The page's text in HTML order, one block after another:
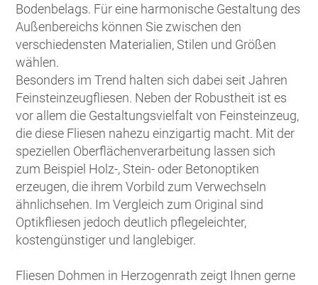
Bodenbelags. Für eine harmonische Gestaltung des
Außenbereichs können Sie zwischen den
verschiedensten Materialien, Stilen und Größen
wählen.
Besonders im Trend halten sich dabei seit Jahren
Feinsteinzeugfliesen. Neben der Robustheit ist es
vor allem die Gestaltungsvielfalt von Feinsteinzeug,
die diese Fliesen nahezu einzigartig macht. Mit der
speziellen Oberflächenverarbeitung lassen sich
zum Beispiel Holz-, Stein- oder Betonoptiken
erzeugen, die ihrem Vorbild zum Verwechseln
ähnlichsehen. Im Vergleich zum Original sind
Optikfliesen jedoch deutlich pflegeleichter,
kostengünstiger und langlebiger.
Fliesen Dohmen in Herzogenrath zeigt Ihnen gerne